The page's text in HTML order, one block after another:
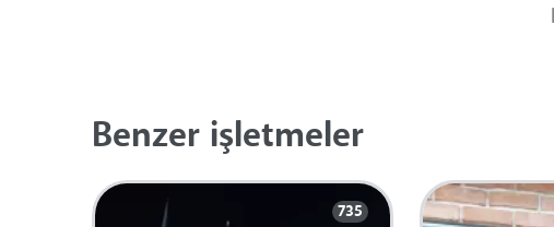
Benzer işletmeler
735